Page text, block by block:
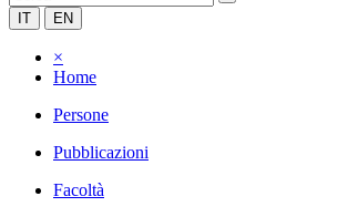
IT EN
×
Home
Persone
Pubblicazioni
Facoltà